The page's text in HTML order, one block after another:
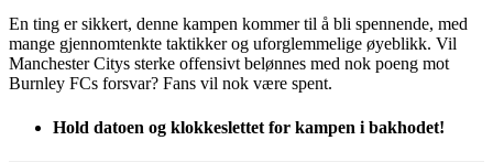
En ting er sikkert, denne kampen kommer til å bli spennende, med
mange gjennomtenkte taktikker og uforglemmelige øyeblikk. Vil
Manchester Citys sterke offensivt belønnes med nok poeng mot
Burnley FCs forsvar? Fans vil nok være spent.
Hold datoen og klokkeslettet for kampen i bakhodet!